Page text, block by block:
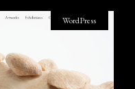
WordPress